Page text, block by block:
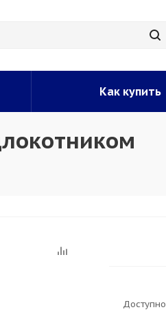
Как купить